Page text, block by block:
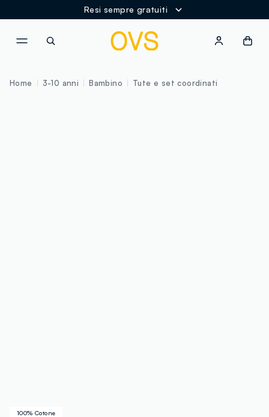
Resi sempre gratuiti
100% Cotone
Home 3-10 anni Bambino Tute e set coordinati